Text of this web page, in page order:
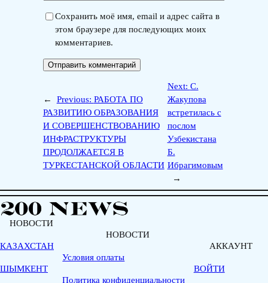
Сохранить моё имя, email и адрес сайта в
этом браузере для последующих моих
комментариев.
← Previous: РАБОТА ПО
РАЗВИТИЮ ОБРАЗОВАНИЯ
И СОВЕРШЕНСТВОВАНИЮ
ИНФРАСТРУКТУРЫ
ПРОДОЛЖАЕТСЯ В
ТУРКЕСТАНСКОЙ ОБЛАСТИ
Next: С.
Жакупова
встретилась с
послом
Узбекистана
Б.
Ибрагимовым
→
НОВОСТИ
КАЗАХСТАН
ШЫМКЕНТ
НОВОСТИ
Условия оплаты
Политика конфиденциальности
АККАУНТ
ВОЙТИ